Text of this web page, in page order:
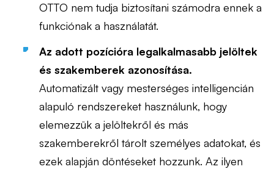
OTTO nem tudja biztosítani számodra ennek a
funkciónak a használatát.
Az adott pozícióra legalkalmasabb jelöltek
és szakemberek azonosítása.
Automatizált vagy mesterséges intelligencián
alapuló rendszereket használunk, hogy
elemezzük a jelöltekről és más
szakemberekről tárolt személyes adatokat, és
ezek alapján döntéseket hozzunk. Az ilyen